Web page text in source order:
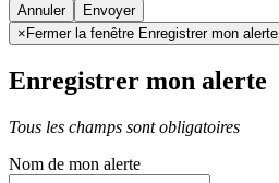
Annuler
× Fermer la fenêtre Enregistrer mon alerte
Enregistrer mon alerte
Tous les champs sont obligatoires
Nom de mon alerte